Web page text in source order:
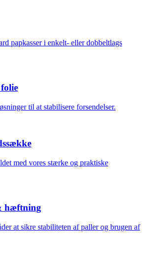
papkasser i enkelt- eller dobbeltlags
til at stabilisere forsendelser.
med vores stærke og praktiske
hæftning
at sikre stabiliteten af paller og brugen af